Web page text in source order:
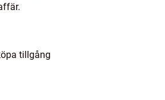
tillgång